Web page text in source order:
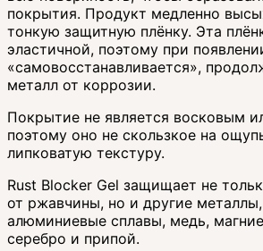
покрытия. Продукт медленно
тонкую защитную плёнку. Эта
эластичной, поэтому при
«самовосстанавливается»,
металл от коррозии.
Покрытие не является восковым
поэтому оно не скользкое на
липковатую текстуру.
Rust Blocker Gel защищает не
от ржавчины, но и другие
алюминиевые сплавы, медь,
серебро и припой.